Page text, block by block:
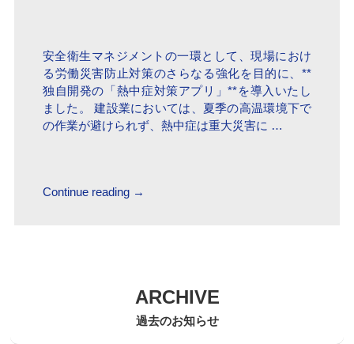
安全衛生マネジメントの一環として、現場におけ
る労働災害防止対策のさらなる強化を目的に、**
独自開発の「熱中症対策アプリ」**を導入いたし
ました。 建設業においては、夏季の高温環境下で
の作業が避けられず、熱中症は重大災害に …
Continue reading →
ARCHIVE
過去のお知らせ